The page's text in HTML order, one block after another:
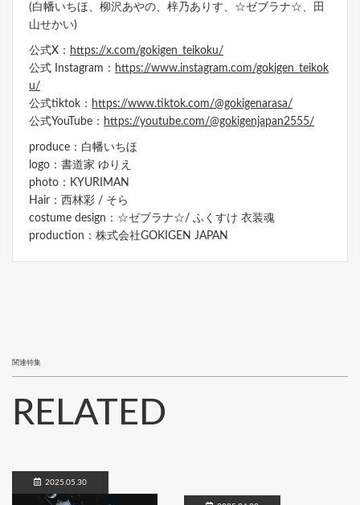
(白幡いちほ、柳沢あやの、梓乃ありす、☆ゼブラナ☆、田
山せかい)
公式X： https://x.com/gokigen_teikoku/
公式 Instagram： https://www.instagram.com/gokigen_teikok
u/
公式tiktok： https://www.tiktok.com/@gokigenarasa/
公式YouTube： https://youtube.com/@gokigenjapan2555/
produce：白幡いちほ
logo：書道家 ゆりえ
photo：KYURIMAN
Hair：西林彩 / そら
costume design：☆ゼブラナ☆/ ふくすけ 衣装魂
production：株式会社GOKIGEN JAPAN
関連特集
RELATED
2025.05.30